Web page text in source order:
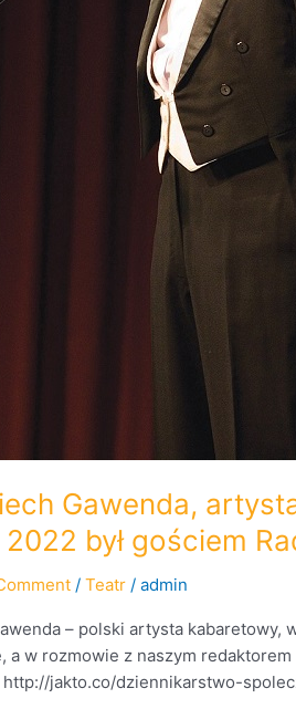
Gawenda,
2022 był gościem
/ Teatr / admin
– polski artysta kabaretowy,
a w rozmowie z naszym
http://jakto.co/dziennikarstwo-